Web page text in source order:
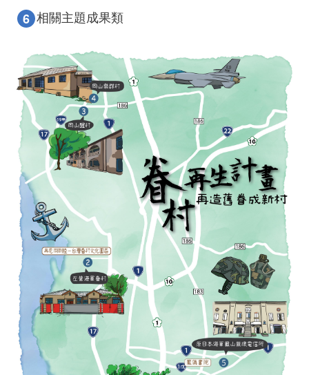
6 相關主題成果類